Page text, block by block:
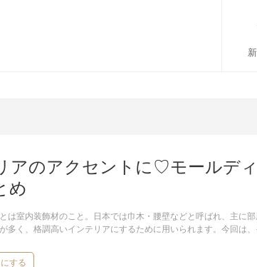
アのアクセントに♡モールデ
め
は室内装飾材のこと。日本では巾木・腰壁などと呼ばれ、主に
多く、格調高いインテリアにするために用いられます。今回は
する